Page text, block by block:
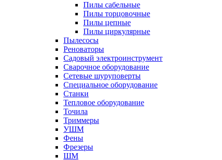
Пилы сабельные
Пилы торцовочные
Пилы цепные
Пилы циркулярные
Пылесосы
Реноваторы
Садовый электроинструмент
Сварочное оборудование
Сетевые шуруповерты
Специальное оборудование
Станки
Тепловое оборудование
Точила
Триммеры
УШМ
Фены
Фрезеры
ШМ